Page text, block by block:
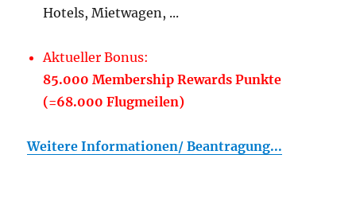
Hotels, Mietwagen, ...
Aktueller Bonus:
85.000 Membership Rewards Punkte
(=68.000 Flugmeilen)
Weitere Informationen/ Beantragung...